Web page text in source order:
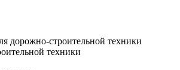
дорожно-строительной техники
техники